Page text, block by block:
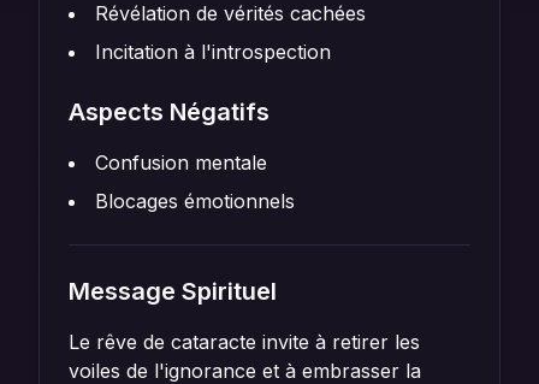
Révélation de vérités cachées
Incitation à l'introspection
Aspects Négatifs
Confusion mentale
Blocages émotionnels
Message Spirituel
Le rêve de cataracte invite à retirer les
voiles de l'ignorance et à embrasser la